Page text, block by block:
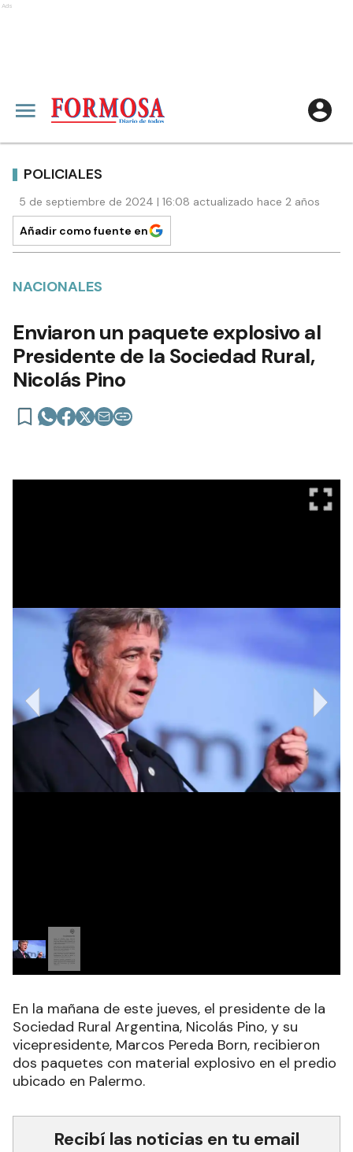
Ads
POLICIALES
5 de septiembre de 2024 | 16:08 actualizado hace 2 años
Añadir como fuente en
NACIONALES
Enviaron un paquete explosivo al
Presidente de la Sociedad Rural,
Nicolás Pino
En la mañana de este jueves, el presidente de la
Sociedad Rural Argentina, Nicolás Pino, y su
vicepresidente, Marcos Pereda Born, recibieron
dos paquetes con material explosivo en el predio
ubicado en Palermo.
Recibí las noticias en tu email